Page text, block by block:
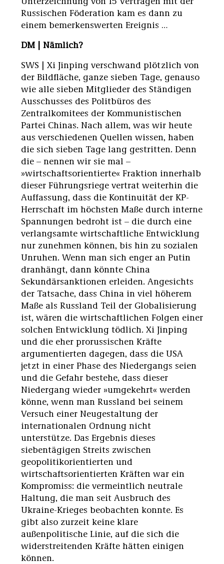
Russischen Föderation kam es dann zu
einem bemerkenswerten Ereignis …
DM | Nämlich?
SWS | Xi Jinping verschwand plötzlich von
der Bildfläche, ganze sieben Tage, genauso
wie alle sieben Mitglieder des Ständigen
Ausschusses des Politbüros des
Zentralkomitees der Kommunistischen
Partei Chinas. Nach allem, was wir heute
aus verschiedenen Quellen wissen, haben
die sich sieben Tage lang gestritten. Denn
die – nennen wir sie mal –
»wirtschaftsorientierte« Fraktion innerhalb
dieser Führungsriege vertrat weiterhin die
Auffassung, dass die Kontinuität der KP-
Herrschaft im höchsten Maße durch interne
Spannungen bedroht ist – die durch eine
verlangsamte wirtschaftliche Entwicklung
nur zunehmen können, bis hin zu sozialen
Unruhen. Wenn man sich enger an Putin
dranhängt, dann könnte China
Sekundärsanktionen erleiden. Angesichts
der Tatsache, dass China in viel höherem
Maße als Russland Teil der Globalisierung
ist, wären die wirtschaftlichen Folgen einer
solchen Entwicklung tödlich. Xi Jinping
und die eher prorussischen Kräfte
argumentierten dagegen, dass die USA
jetzt in einer Phase des Niedergangs seien
und die Gefahr bestehe, dass dieser
Niedergang wieder »umgekehrt« werden
könne, wenn man Russland bei seinem
Versuch einer Neugestaltung der
internationalen Ordnung nicht
unterstütze. Das Ergebnis dieses
siebentägigen Streits zwischen
geopolitikorientierten und
wirtschaftsorientierten Kräften war ein
Kompromiss: die vermeintlich neutrale
Haltung, die man seit Ausbruch des
Ukraine-Krieges beobachten konnte. Es
gibt also zurzeit keine klare
außenpolitische Linie, auf die sich die
widerstreitenden Kräfte hätten einigen
können.